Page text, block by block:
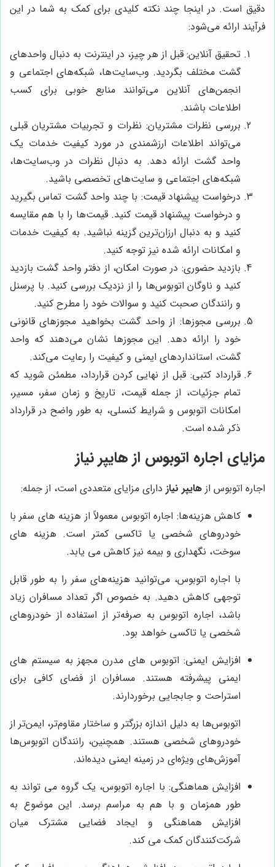
دقیق است. در اینجا چند نکته کلیدی برای کمک به شما در این
فرآیند ارائه می‌شود:
تحقیق آنلاین: قبل از هر چیز، در اینترنت به دنبال واحدهای
گشت مختلف بگردید. وب‌سایت‌ها، شبکه‌های اجتماعی و
انجمن‌های آنلاین می‌توانند منابع خوبی برای کسب
اطلاعات باشند.
بررسی نظرات مشتریان: نظرات و تجربیات مشتریان قبلی
می‌تواند اطلاعات ارزشمندی در مورد کیفیت خدمات یک
واحد گشت ارائه دهد. به دنبال نظرات در وب‌سایت‌ها،
شبکه‌های اجتماعی و سایت‌های تخصصی باشید.
درخواست پیشنهاد قیمت: با چند واحد گشت تماس بگیرید
و درخواست پیشنهاد قیمت کنید. قیمت‌ها را با هم مقایسه
کنید و به دنبال ارزان‌ترین گزینه نباشید. به کیفیت خدمات
و امکانات ارائه شده نیز توجه کنید.
بازدید حضوری: در صورت امکان، از دفتر واحد گشت بازدید
کنید و ناوگان اتوبوس‌ها را از نزدیک بررسی کنید. با پرسنل
و رانندگان صحبت کنید و سوالات خود را مطرح کنید.
بررسی مجوزها: از واحد گشت بخواهید مجوزهای قانونی
خود را ارائه دهد. این مجوزها نشان می‌دهند که واحد
گشت، استانداردهای ایمنی و کیفیت را رعایت می‌کند.
قرارداد کتبی: قبل از نهایی کردن قرارداد، مطمئن شوید که
تمام جزئیات، از جمله قیمت، تاریخ و زمان سفر، مسیر،
امکانات اتوبوس و شرایط کنسلی، به طور واضح در قرارداد
ذکر شده است.
مزایای اجاره اتوبوس ازهایپر نیاز
اجاره اتوبوس از هایپر نیاز دارای مزایای متعددی است، از جمله:
کاهش هزینه‌ها: اجاره اتوبوس معمولاً از هزینه های سفر با
خودروهای شخصی یا تاکسی کمتر است. هزینه های
سوخت، نگهداری و بیمه نیز کاهش می یابد.
با اجاره اتوبوس، می‌توانید هزینه‌های سفر را به طور قابل
توجهی کاهش دهید. به خصوص اگر تعداد مسافران زیاد
باشد، اجاره اتوبوس به صرفه‌تر از استفاده از خودروهای
شخصی یا تاکسی خواهد بود.
افزایش ایمنی: اتوبوس های مدرن مجهز به سیستم های
ایمنی پیشرفته هستند. مسافران از فضای کافی برای
استراحت و جابجایی برخوردارند.
اتوبوس‌ها به دلیل اندازه بزرگتر و ساختار مقاوم‌تر، ایمن‌تر از
خودروهای شخصی هستند. همچنین، رانندگان اتوبوس‌ها
آموزش‌های ویژه‌ای در زمینه ایمنی دیده‌اند.
افزایش هماهنگی: با اجاره اتوبوس، یک گروه می تواند به
طور همزمان و با هم به مراسم برسد. این موضوع به
افزایش هماهنگی و ایجاد فضایی مشترک میان
شرکت‌کنندگان کمک می کند.